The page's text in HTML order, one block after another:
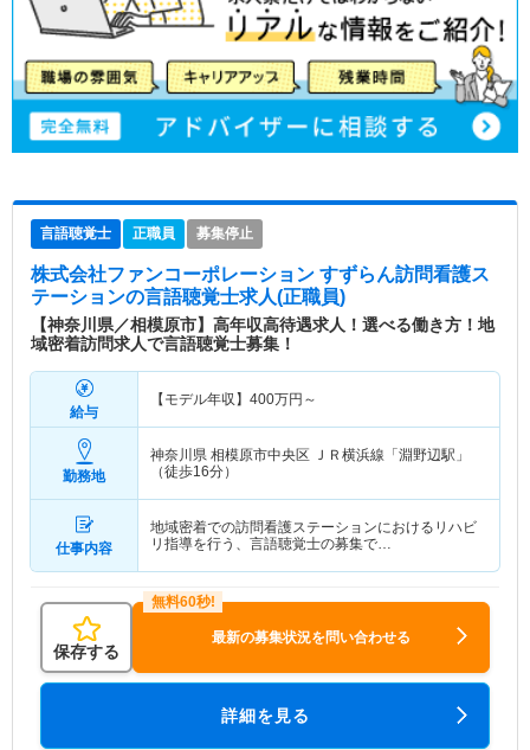
言語聴覚士 正職員 募集停止
株式会社ファンコーポレーション すずらん訪問看護ス
テーションの言語聴覚士求人(正職員)
【神奈川県／相模原市】高年収高待遇求人！選べる働き方！地
域密着訪問求人で言語聴覚士募集！
給与
【モデル年収】 400万円～
勤務地
神奈川県 相模原市中央区 ＪＲ横浜線「淵野辺駅」
（徒歩16分）
仕事内容
地域密着での訪問看護ステーションにおけるリハビ
リ指導を行う、言語聴覚士の募集で…
保存する
最新の募集状況を問い合わせる
詳細を見る